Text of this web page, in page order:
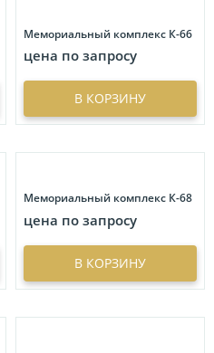
9
6
24
13
86
18
кг.
Мемориальный комплекс К-66
цена по запросу
В КОРЗИНУ
Мемориальный комплекс К-68
цена по запросу
В КОРЗИНУ